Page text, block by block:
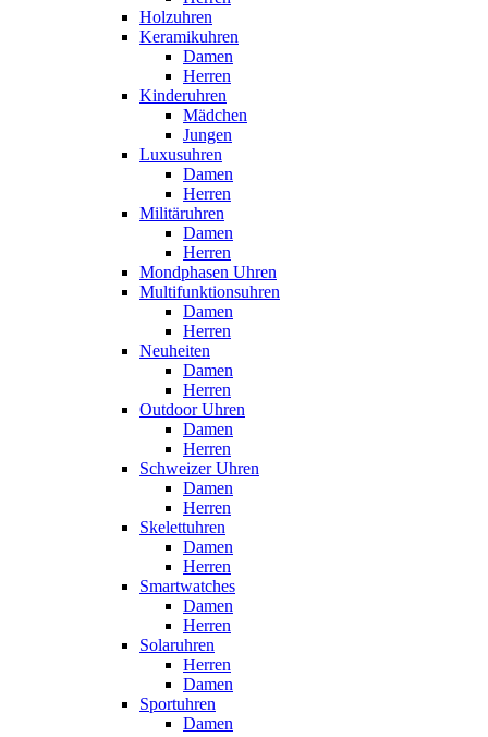
Holzuhren
Keramikuhren
Damen
Herren
Kinderuhren
Mädchen
Jungen
Luxusuhren
Damen
Herren
Militäruhren
Damen
Herren
Mondphasen Uhren
Multifunktionsuhren
Damen
Herren
Neuheiten
Damen
Herren
Outdoor Uhren
Damen
Herren
Schweizer Uhren
Damen
Herren
Skelettuhren
Damen
Herren
Smartwatches
Damen
Herren
Solaruhren
Herren
Damen
Sportuhren
Damen